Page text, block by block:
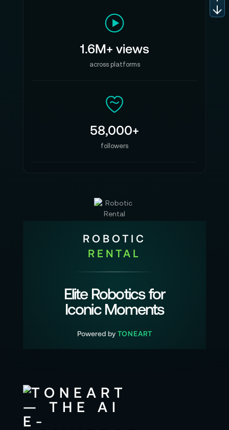
1.6M+ views
across platforms
58,000+
followers
ROBOTIC
RENTAL
Elite Robotics for
Iconic Moments
Powered by TONEART